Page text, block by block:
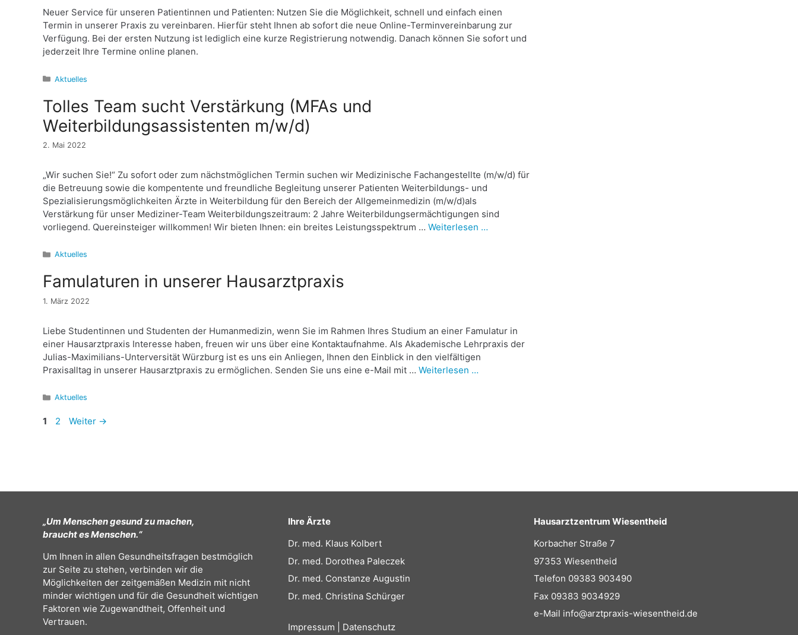
Neuer Service für unseren Patientinnen und Patienten: Nutzen Sie die Möglichkeit, schnell und einfach einen
Termin in unserer Praxis zu vereinbaren. Hierfür steht Ihnen ab sofort die neue Online-Terminvereinbarung zur
Verfügung. Bei der ersten Nutzung ist lediglich eine kurze Registrierung notwendig. Danach können Sie sofort und
jederzeit Ihre Termine online planen.
Kategorien
Aktuelles
Tolles Team sucht Verstärkung (MFAs und
Weiterbildungsassistenten m/w/d)
2. Mai 2022
„Wir suchen Sie!“ Zu sofort oder zum nächstmöglichen Termin suchen wir Medizinische Fachangestellte (m/w/d) für
die Betreuung sowie die kompentente und freundliche Begleitung unserer Patienten Weiterbildungs- und
Spezialisierungsmöglichkeiten Ärzte in Weiterbildung für den Bereich der Allgemeinmedizin (m/w/d)als
Verstärkung für unser Mediziner-Team Weiterbildungszeitraum: 2 Jahre Weiterbildungsermächtigungen sind
vorliegend. Quereinsteiger willkommen! Wir bieten Ihnen: ein breites Leistungsspektrum … Weiterlesen …
Kategorien
Aktuelles
Famulaturen in unserer Hausarztpraxis
1. März 2022
Liebe Studentinnen und Studenten der Humanmedizin, wenn Sie im Rahmen Ihres Studium an einer Famulatur in
einer Hausarztpraxis Interesse haben, freuen wir uns über eine Kontaktaufnahme. Als Akademische Lehrpraxis der
Julias-Maximilians-Unterversität Würzburg ist es uns ein Anliegen, Ihnen den Einblick in den vielfältigen
Praxisalltag in unserer Hausarztpraxis zu ermöglichen. Senden Sie uns eine e-Mail mit … Weiterlesen …
Kategorien
Aktuelles
Beitrags-
Seite
1 Seite
2 Weiter →
„Um Menschen gesund zu machen,
braucht es Menschen.“
Um Ihnen in allen Gesundheitsfragen bestmöglich
zur Seite zu stehen, verbinden wir die
Möglichkeiten der zeitgemäßen Medizin mit nicht
minder wichtigen und für die Gesundheit wichtigen
Faktoren wie Zugewandtheit, Offenheit und
Vertrauen.
Ihre Ärzte
Dr. med. Klaus Kolbert
Dr. med. Dorothea Paleczek
Dr. med. Constanze Augustin
Dr. med. Christina Schürger
Impressum Datenschutz
Hausarztzentrum Wiesentheid
Korbacher Straße 7
97353 Wiesentheid
Telefon 09383 903490
Fax 09383 9034929
e-Mail info@arztpraxis-wiesentheid.de